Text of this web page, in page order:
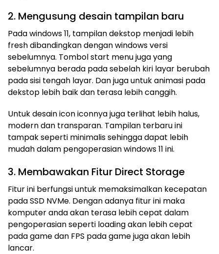
2. Mengusung desain tampilan baru
Pada windows 11, tampilan dekstop menjadi lebih
fresh dibandingkan dengan windows versi
sebelumnya. Tombol start menu juga yang
sebelumnya berada pada sebelah kiri layar berubah
pada sisi tengah layar. Dan juga untuk animasi pada
dekstop lebih baik dan terasa lebih canggih.
Untuk desain icon iconnya juga terlihat lebih halus,
modern dan transparan. Tampilan terbaru ini
tampak seperti minimalis sehingga dapat lebih
mudah dalam pengoperasian windows 11 ini.
3. Membawakan Fitur Direct Storage
Fitur ini berfungsi untuk memaksimalkan kecepatan
pada SSD NVMe. Dengan adanya fitur ini maka
komputer anda akan terasa lebih cepat dalam
pengoperasian seperti loading akan lebih cepat
pada game dan FPS pada game juga akan lebih
lancar.